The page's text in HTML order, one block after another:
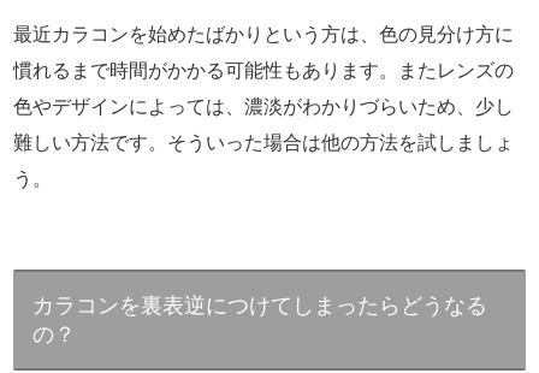
最近カラコンを始めたばかりという方は、色の見分け方に
慣れるまで時間がかかる可能性もあります。またレンズの
色やデザインによっては、濃淡がわかりづらいため、少し
難しい方法です。そういった場合は他の方法を試しましょ
う。
カラコンを裏表逆につけてしまったらどうなる
の？